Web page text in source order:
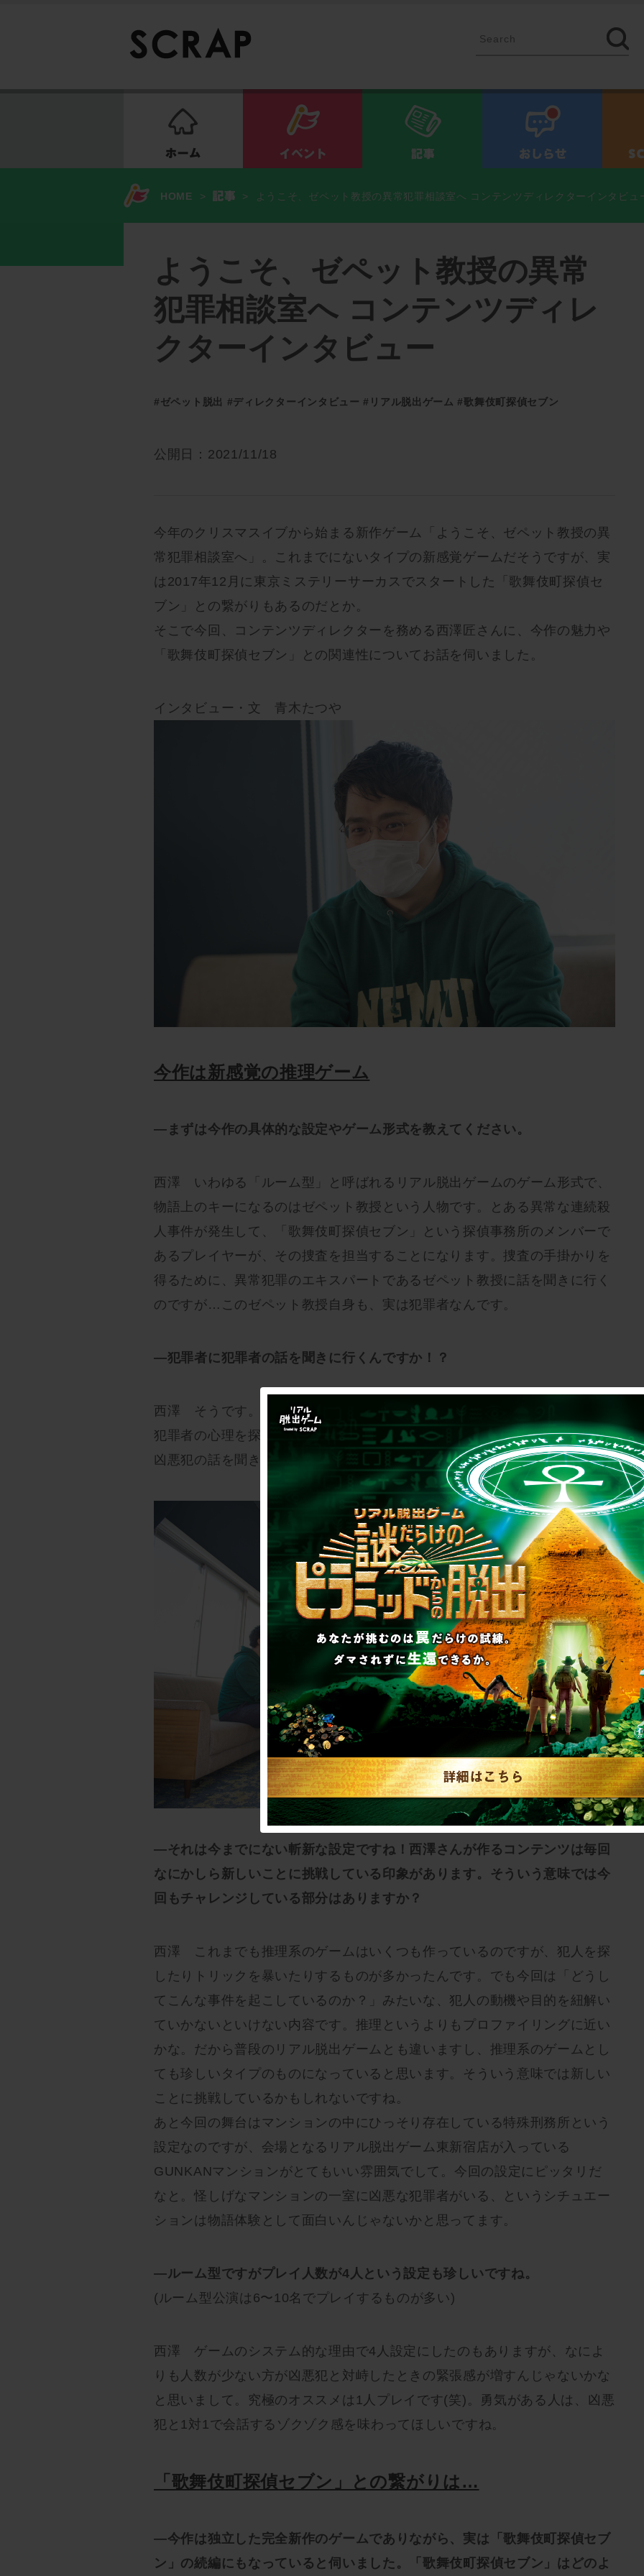
HOME > > ようこそ、ゼペット教授の異常犯罪相談室へ コンテンツディレクターインタビュ
ようこそ、ゼペット教授の異常
犯罪相談室へ コンテンツディレ
クターインタビュー
#ゼペット脱出 #ディレクターインタビュー #リアル脱出ゲーム #歌舞伎町探偵セブン
公開日：2021/11/18
今年のクリスマスイブから始まる新作ゲーム「ようこそ、ゼペット教授の異
常犯罪相談室へ」。これまでにないタイプの新感覚ゲームだそうですが、実
は2017年12月に東京ミステリーサーカスでスタートした「歌舞伎町探偵セ
ブン」との繋がりもあるのだとか。
そこで今回、コンテンツディレクターを務める西澤匠さんに、今作の魅力や
「歌舞伎町探偵セブン」との関連性についてお話を伺いました。
インタビュー・文 青木たつや
今作は新感覚の推理ゲーム
—まずは今作の具体的な設定やゲーム形式を教えてください。
西澤 いわゆる「ルーム型」と呼ばれるリアル脱出ゲームのゲーム形式で、
物語上のキーになるのはゼペット教授という人物です。とある異常な連続殺
人事件が発生して、「歌舞伎町探偵セブン」という探偵事務所のメンバーで
あるプレイヤーが、その捜査を担当することになります。捜査の手掛かりを
得るために、異常犯罪のエキスパートであるゼペット教授に話を聞きに行く
のですが…このゼペット教授自身も、実は犯罪者なんです。
—犯罪者に犯罪者の話を聞きに行くんですか！？
西澤 そうです。ドラマや映画でよくFBI捜査員が凶悪犯のもとを訪ねて、
犯罪者の心理を探るシーンがありますが、アレです。事件を解決するために
凶悪犯の話を聞きに行くという。
—それは今までにない斬新な設定ですね！西澤さんが作るコンテンツは毎回
なにかしら新しいことに挑戦している印象があります。そういう意味では今
回もチャレンジしている部分はありますか？
西澤 これまでも推理系のゲームはいくつも作っているのですが、犯人を探
したりトリックを暴いたりするものが多かったんです。でも今回は「どうし
てこんな事件を起こしているのか？」みたいな、犯人の動機や目的を紐解い
ていかないといけない内容です。推理というよりもプロファイリングに近い
かな。だから普段のリアル脱出ゲームとも違いますし、推理系のゲームとし
ても珍しいタイプのものになっていると思います。そういう意味では新しい
ことに挑戦しているかもしれないですね。
あと今回の舞台はマンションの中にひっそり存在している特殊刑務所という
設定なのですが、会場となるリアル脱出ゲーム東新宿店が入っている
GUNKANマンションがとてもいい雰囲気でして。今回の設定にピッタリだ
なと。怪しげなマンションの一室に凶悪な犯罪者がいる、というシチュエー
ションは物語体験として面白いんじゃないかと思ってます。
—ルーム型ですがプレイ人数が4人という設定も珍しいですね。
(ルーム型公演は6〜10名でプレイするものが多い)
西澤 ゲームのシステム的な理由で4人設定にしたのもありますが、なによ
りも人数が少ない方が凶悪犯と対峙したときの緊張感が増すんじゃないかな
と思いまして。究極のオススメは1人プレイです(笑)。勇気がある人は、凶悪
犯と1対1で会話するゾクゾク感を味わってほしいですね。
「歌舞伎町探偵セブン」との繋がりは…
—今作は独立した完全新作のゲームでありながら、実は「歌舞伎町探偵セブ
ン」の続編にもなっていると伺いました。「歌舞伎町探偵セブン」はどのよ